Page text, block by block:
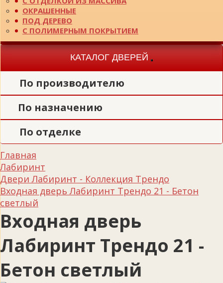
ОКРАШЕННЫЕ
ПОД ДЕРЕВО
С ПОЛИМЕРНЫМ ПОКРЫТИЕМ
КАТАЛОГ ДВЕРЕЙ
Toggle
navigation
По производителю
По назначению
По отделке
Главная
Лабиринт
Двери Лабиринт - Коллекция Трендо
Входная дверь Лабиринт Трендо 21 - Бетон
светлый
Входная дверь
Лабиринт Трендо 21 -
Бетон светлый